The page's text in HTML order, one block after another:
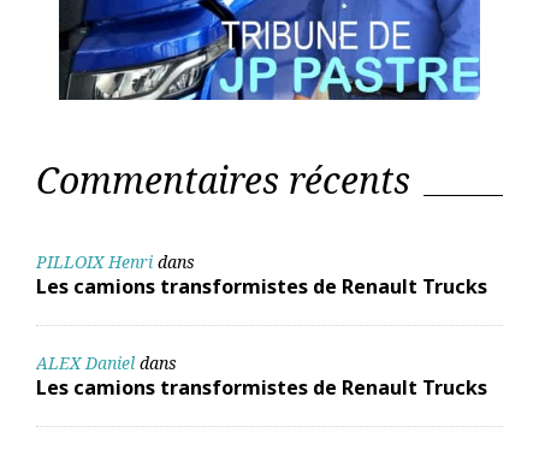
Commentaires récents
PILLOIX Henri dans
Les camions transformistes de Renault Trucks
ALEX Daniel dans
Les camions transformistes de Renault Trucks